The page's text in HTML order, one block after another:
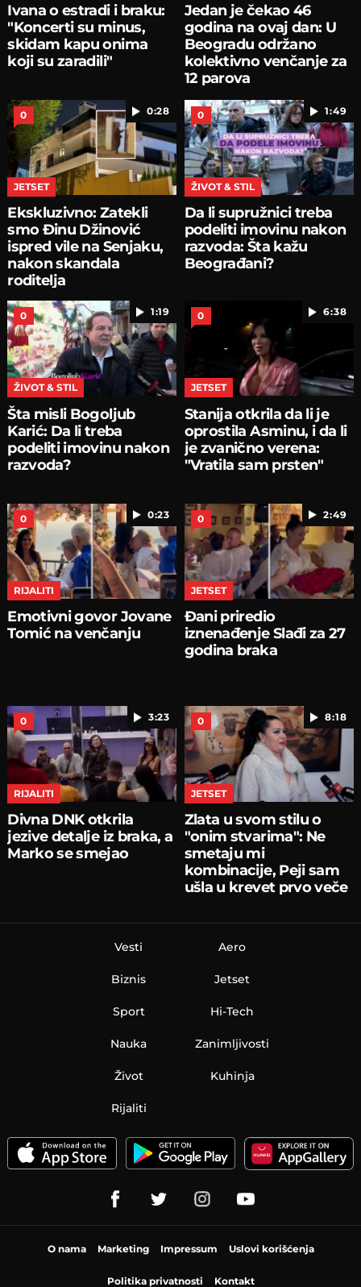
Ivana o estradi i braku:
"Koncerti su minus,
skidam kapu onima
koji su zaradili"
Jedan je čekao 46
godina na ovaj dan: U
Beogradu održano
kolektivno venčanje za
12 parova
0:28
0
JETSET
Ekskluzivno: Zatekli
smo Đinu Džinović
ispred vile na Senjaku,
nakon skandala
roditelja
1:49
0
ŽIVOT & STIL
Da li supružnici treba
podeliti imovinu nakon
razvoda: Šta kažu
Beograđani?
1:19
0
ŽIVOT & STIL
Šta misli Bogoljub
Karić: Da li treba
podeliti imovinu nakon
razvoda?
6:38
0
JETSET
Stanija otkrila da li je
oprostila Asminu, i da li
je zvanično verena:
"Vratila sam prsten"
0:23
0
RIJALITI
Emotivni govor Jovane
Tomić na venčanju
2:49
0
JETSET
Đani priredio
iznenađenje Slađi za 27
godina braka
3:23
0
RIJALITI
Divna DNK otkrila
jezive detalje iz braka, a
Marko se smejao
8:18
0
JETSET
Zlata u svom stilu o
"onim stvarima": Ne
smetaju mi
kombinacije, Peji sam
ušla u krevet prvo veče
Vesti
Biznis
Sport
Nauka
Aero
Jetset
Hi-Tech
Zanimljivosti
Život Kuhinja
Rijaliti
O nama Marketing Impressum Uslovi korišćenja
Politika privatnosti Kontakt